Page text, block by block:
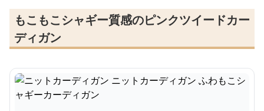
もこもこシャギー質感のピンクツイードカー
ディガン